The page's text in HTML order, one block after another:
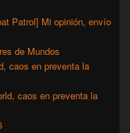
Patrol] Mi opinión, envío
de Mundos
caos en preventa la
caos en preventa la